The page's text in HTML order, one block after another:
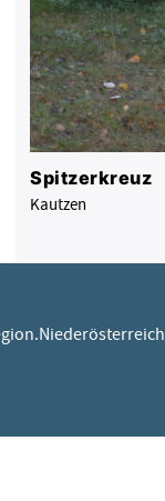
Spitzerkreuz
Kautzen